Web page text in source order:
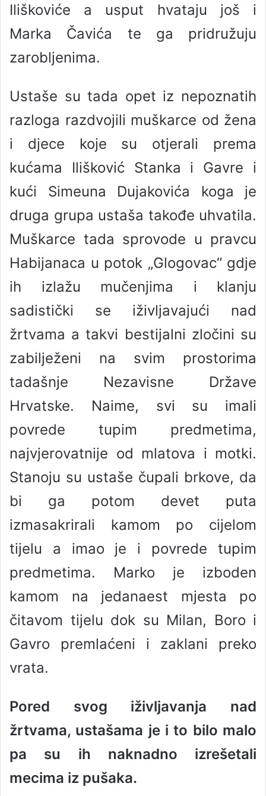
Iliškoviće a usput hvataju još i
Marka Čavića te ga pridružuju
zarobljenima.
Ustaše su tada opet iz nepoznatih
razloga razdvojili muškarce od žena
i djece koje su otjerali prema
kućama Ilišković Stanka i Gavre i
kući Simeuna Dujakovića koga je
druga grupa ustaša takođe uhvatila.
Muškarce tada sprovode u pravcu
Habijanaca u potok „Glogovac“ gdje
ih izlažu mučenjima i klanju
sadistički se iživljavajući nad
žrtvama a takvi bestijalni zločini su
zabilježeni na svim prostorima
tadašnje Nezavisne Države
Hrvatske. Naime, svi su imali
povrede tupim predmetima,
najvjerovatnije od mlatova i motki.
Stanoju su ustaše čupali brkove, da
bi ga potom devet puta
izmasakrirali kamom po cijelom
tijelu a imao je i povrede tupim
predmetima. Marko je izboden
kamom na jedanaest mjesta po
čitavom tijelu dok su Milan, Boro i
Gavro premlaćeni i zaklani preko
vrata.
Pored svog iživljavanja nad
žrtvama, ustašama je i to bilo malo
pa su ih naknadno izrešetali
mecima iz pušaka.